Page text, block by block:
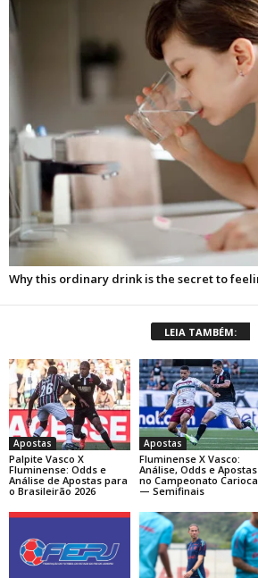
LEIA TAMBÉM:
Apostas
Palpite Vasco X
Fluminense: Odds e
Análise de Apostas para
o Brasileirão 2026
Apostas
Fluminense X Vasco:
Análise, Odds e Apostas
no Campeonato Carioca
— Semifinais